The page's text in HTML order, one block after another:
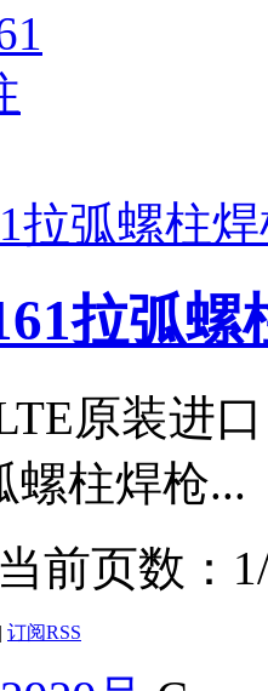
拉弧螺柱
拉弧螺
原装进
螺柱焊枪...
前页数： 1
| 订阅RSS